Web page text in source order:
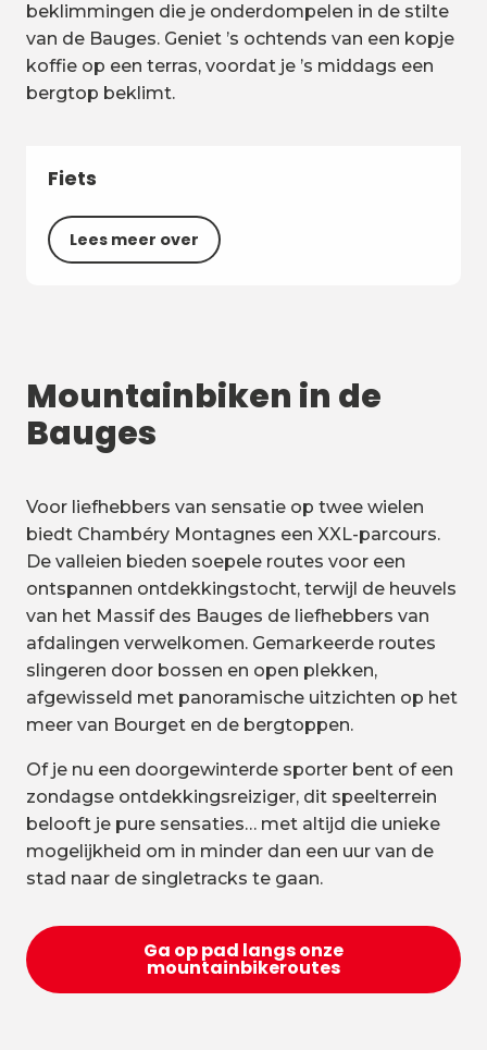
beklimmingen die je onderdompelen in de stilte
van de Bauges. Geniet ’s ochtends van een kopje
koffie op een terras, voordat je ’s middags een
bergtop beklimt.
Fiets
Lees meer over
Mountainbiken in de
Bauges
Voor liefhebbers van sensatie op twee wielen
biedt Chambéry Montagnes een XXL-parcours.
De valleien bieden soepele routes voor een
ontspannen ontdekkingstocht, terwijl de heuvels
van het Massif des Bauges de liefhebbers van
afdalingen verwelkomen. Gemarkeerde routes
slingeren door bossen en open plekken,
afgewisseld met panoramische uitzichten op het
meer van Bourget en de bergtoppen.
Of je nu een doorgewinterde sporter bent of een
zondagse ontdekkingsreiziger, dit speelterrein
belooft je pure sensaties… met altijd die unieke
mogelijkheid om in minder dan een uur van de
stad naar de singletracks te gaan.
Ga op pad langs onze
mountainbikeroutes